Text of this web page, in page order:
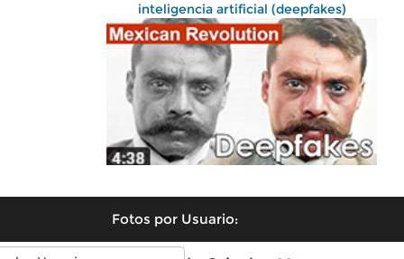
inteligencia artificial (deepfakes)
Fotos por Usuario: